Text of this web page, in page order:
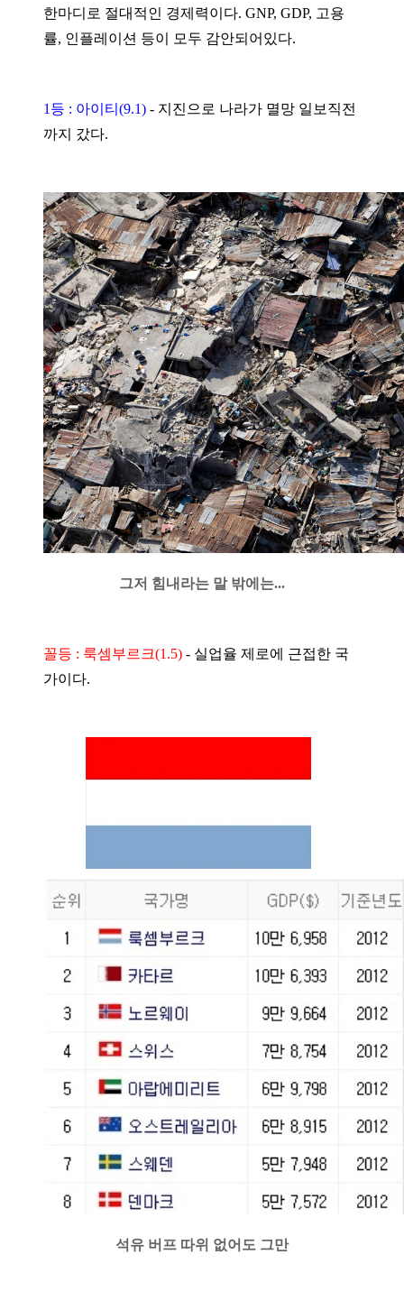
한마디로 절대적인 경제력이다. GNP, GDP, 고용
률, 인플레이션 등이 모두 감안되어있다.
1등 : 아이티(9.1) - 지진으로 나라가 멸망 일보직전
까지 갔다.
그저 힘내라는 말 밖에는...
꼴등 : 룩셈부르크(1.5) - 실업율 제로에 근접한 국
가이다.
석유 버프 따위 없어도 그만